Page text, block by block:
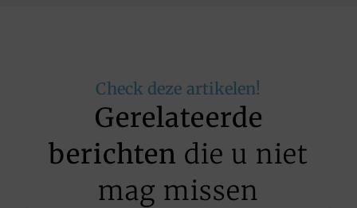
Check deze artikelen!
Gerelateerde
berichten die u niet
mag missen